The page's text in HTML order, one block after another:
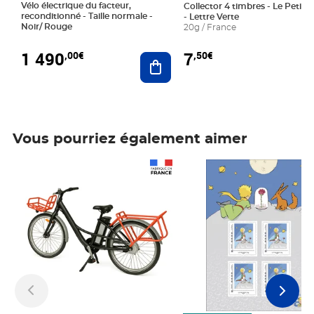
Vélo électrique du facteur,
reconditionné - Taille normale -
Noir/ Rouge
1 490,00€ Ajouter au panier
Collector 4 timbres - Le Petit
- Lettre Verte
20g / France
7,50€
Vous pourriez également aimer
Prix 7,50€